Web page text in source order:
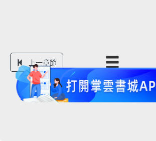
上一章節